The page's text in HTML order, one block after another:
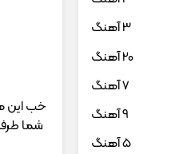
خب این
شما
3 آهنگ
20 آهنگ
7 آهنگ
9 آهنگ
5 آهنگ